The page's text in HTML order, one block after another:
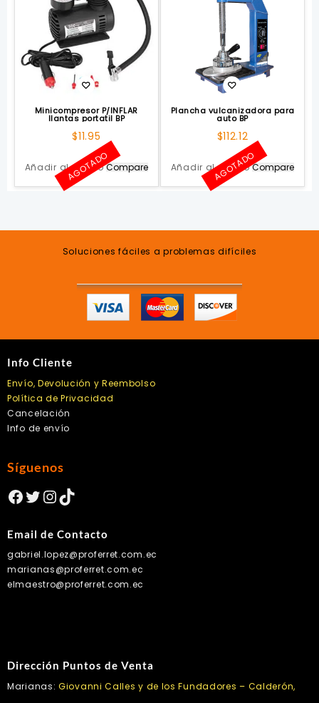
Minicompresor P/INFLAR
llantas portatil BP
$11.95
Añadir al carrito
AGOTADOCompare
Plancha vulcanizadora para
auto BP
$112.12
Añadir al carrito
AGOTADOCompare
Soluciones fáciles a problemas difíciles
Info Cliente
Envío, Devolución y Reembolso
Política de Privacidad
Cancelación
Info de envío
Síguenos
Facebook
Twitter
Instagram
TikTok
Email de Contacto
gabriel.lopez@proferret.com.ec
marianas@proferret.com.ec
elmaestro@proferret.com.ec
Dirección Puntos de Venta
Marianas: Giovanni Calles y de los Fundadores – Calderón,